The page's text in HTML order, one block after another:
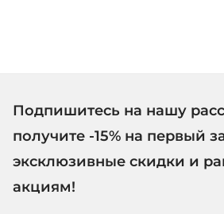
Подпишитесь на нашу
получите -15% на первый
эксклюзивные скидки и
акциям!